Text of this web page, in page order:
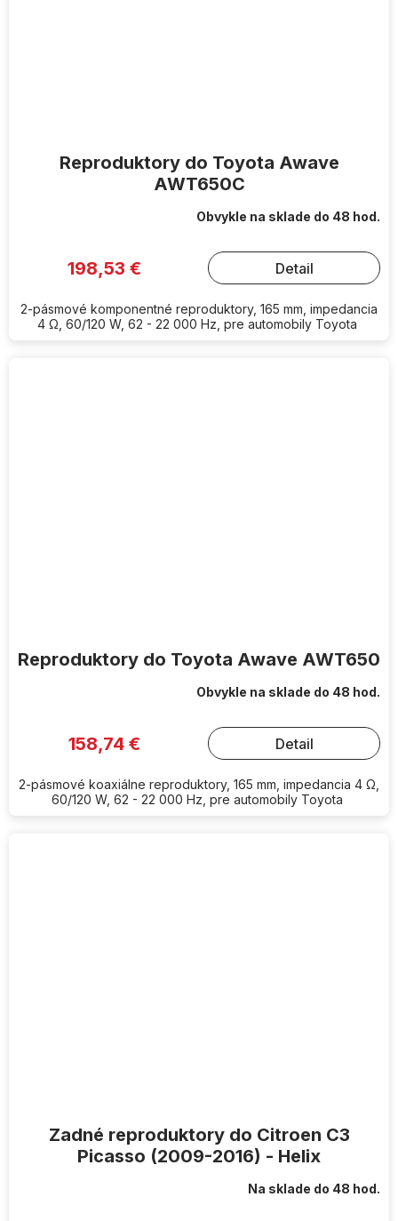
Reproduktory do Toyota Awave
AWT650C
Obvykle na sklade do 48 hod.
198,53 € Detail
2-pásmové komponentné reproduktory, 165 mm, impedancia
4 Ω, 60/120 W, 62 - 22 000 Hz, pre automobily Toyota
Reproduktory do Toyota Awave AWT650
Obvykle na sklade do 48 hod.
158,74 € Detail
2-pásmové koaxiálne reproduktory, 165 mm, impedancia 4 Ω,
60/120 W, 62 - 22 000 Hz, pre automobily Toyota
Zadné reproduktory do Citroen C3
Picasso (2009-2016) - Helix
Na sklade do 48 hod.